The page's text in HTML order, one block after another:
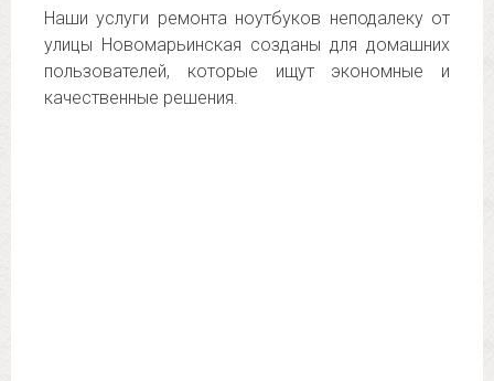
Наши услуги ремонта ноутбуков неподалеку от
улицы Новомарьинская созданы для домашних
пользователей, которые ищут экономные и
качественные решения.